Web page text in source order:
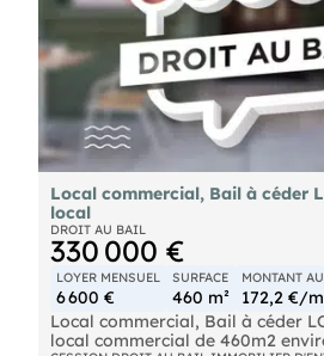
Local commercial, Bail à céder
local
DROIT AU BAIL
330 000 €
LOYER MENSUEL
6 600 €
SURFACE
460 m²
MONTANT
172,2 €/
Local commercial, Bail à céder
local commercial de 460m2